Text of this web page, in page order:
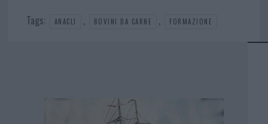
Tags: ANACLI , BOVINI DA CARNE , FORMAZIONE